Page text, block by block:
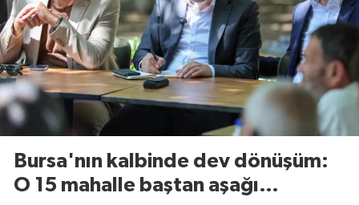
Bursa'nın kalbinde dev dönüşüm:
O 15 mahalle baştan aşağı